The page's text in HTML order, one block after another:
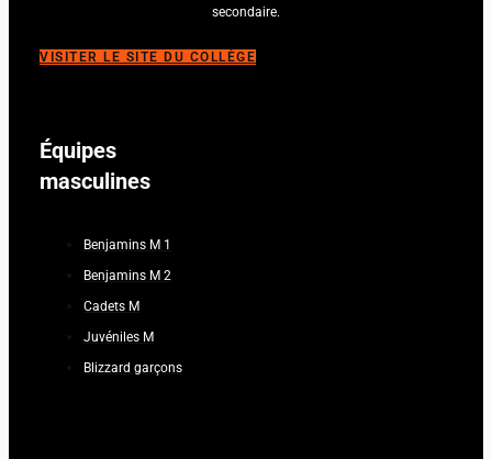
secondaire.
VISITER LE SITE DU COLLÈGE
Équipes
masculines
Benjamins M 1
Benjamins M 2
Cadets M
Juvéniles M
Blizzard garçons